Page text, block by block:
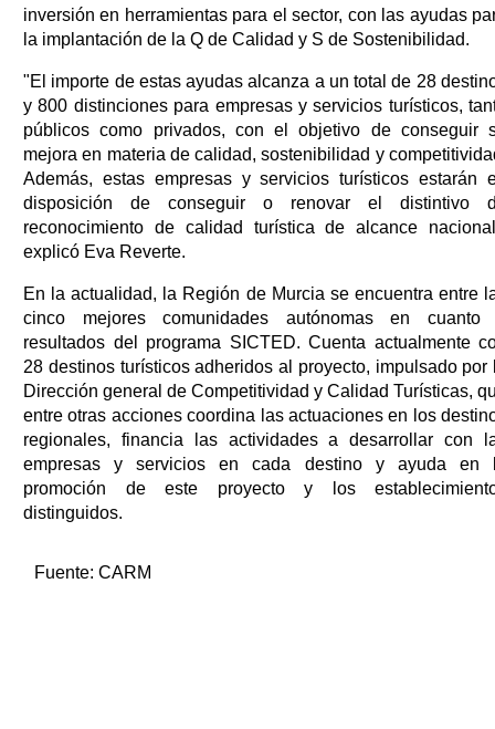
inversión en herramientas para el sector, con las ayudas
la implantación de la Q de Calidad y S de Sostenibilidad.
"El importe de estas ayudas alcanza a un total de 28
y 800 distinciones para empresas y servicios turísticos,
públicos como privados, con el objetivo de conseguir
mejora en materia de calidad, sostenibilidad y
Además, estas empresas y servicios turísticos estarán
disposición de conseguir o renovar el distintivo
reconocimiento de calidad turística de alcance
explicó Eva Reverte.
En la actualidad, la Región de Murcia se encuentra entre
cinco mejores comunidades autónomas en cuanto
resultados del programa SICTED. Cuenta actualmente
28 destinos turísticos adheridos al proyecto, impulsado por
Dirección general de Competitividad y Calidad Turísticas,
entre otras acciones coordina las actuaciones en los
regionales, financia las actividades a desarrollar con
empresas y servicios en cada destino y ayuda en
promoción de este proyecto y los
distinguidos.
Fuente: CARM